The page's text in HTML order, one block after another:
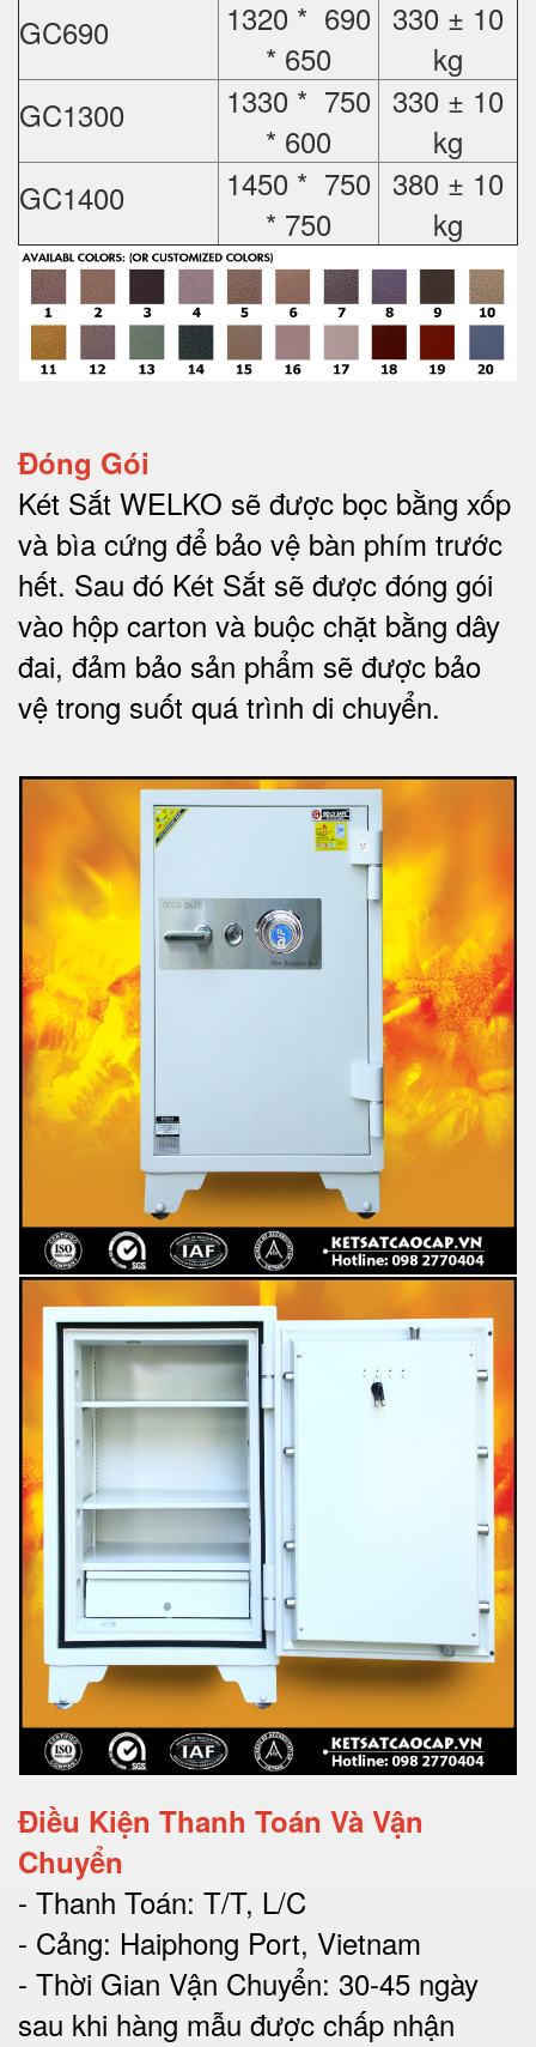
GC690
1320 * 690
* 650
330 ± 10
kg
GC1300
1330 * 750
* 600
330 ± 10
kg
GC1400
1450 * 750
* 750
380 ± 10
kg
Đóng Gói
Két Sắt WELKO sẽ được bọc bằng xốp
và bìa cứng để bảo vệ bàn phím trước
hết. Sau đó Két Sắt sẽ được đóng gói
vào hộp carton và buộc chặt bằng dây
đai, đảm bảo sản phẩm sẽ được bảo
vệ trong suốt quá trình di chuyển.
Điều Kiện Thanh Toán Và Vận
Chuyển
- Thanh Toán: T/T, L/C
- Cảng: Haiphong Port, Vietnam
- Thời Gian Vận Chuyển: 30-45 ngày
sau khi hàng mẫu được chấp nhận